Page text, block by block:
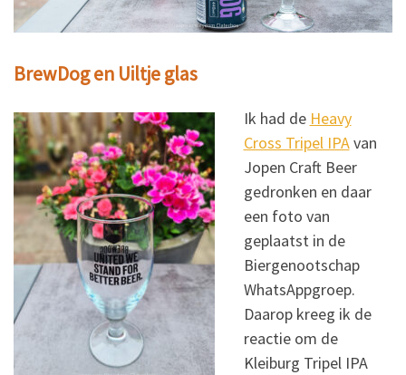
BrewDog en Uiltje glas
Ik had de Heavy
Cross Tripel IPAvan
Jopen Craft Beer
gedronken en daar
een foto van
geplaatst in de
Biergenootschap
WhatsAppgroep.
Daarop kreeg ik de
reactie om de
Kleiburg Tripel IPA